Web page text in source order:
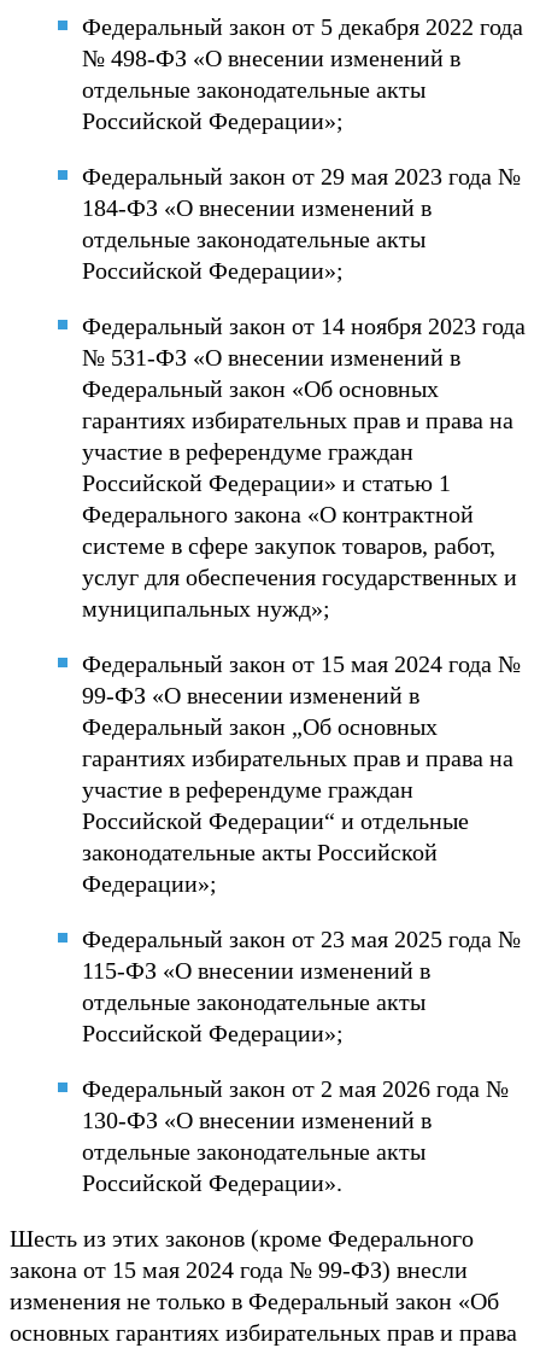
Федеральный закон от 5 декабря 2022 года
№ 498-ФЗ «О внесении изменений в
отдельные законодательные акты
Российской Федерации»;
Федеральный закон от 29 мая 2023 года №
184-ФЗ «О внесении изменений в
отдельные законодательные акты
Российской Федерации»;
Федеральный закон от 14 ноября 2023 года
№ 531-ФЗ «О внесении изменений в
Федеральный закон «Об основных
гарантиях избирательных прав и права на
участие в референдуме граждан
Российской Федерации» и статью 1
Федерального закона «О контрактной
системе в сфере закупок товаров, работ,
услуг для обеспечения государственных и
муниципальных нужд»;
Федеральный закон от 15 мая 2024 года №
99-ФЗ «О внесении изменений в
Федеральный закон „Об основных
гарантиях избирательных прав и права на
участие в референдуме граждан
Российской Федерации“ и отдельные
законодательные акты Российской
Федерации»;
Федеральный закон от 23 мая 2025 года №
115-ФЗ «О внесении изменений в
отдельные законодательные акты
Российской Федерации»;
Федеральный закон от 2 мая 2026 года №
130-ФЗ «О внесении изменений в
отдельные законодательные акты
Российской Федерации».
Шесть из этих законов (кроме Федерального
закона от 15 мая 2024 года № 99-ФЗ) внесли
изменения не только в Федеральный закон «Об
основных гарантиях избирательных прав и права